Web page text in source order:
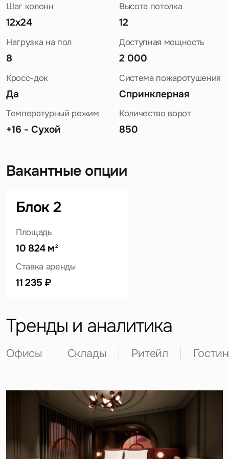
Шаг колонн
12х24
Высота потолка
12
Нагрузка на пол
8
Доступная мощность
2 000
Кросс-док
Да
Система пожаротушения
Спринклерная
Температурный режим
+16 - Сухой
Количество ворот
850
Вакантные опции
Блок 2
Площадь
10 824 м 2
Ставка аренды
11 235 ₽
Тренды и аналитика
Офисы Склады Ритейл
Задайте свой вопрос
Вопрос
Жалоба
Объявление
Это обязательное поле
Это обязательное поле